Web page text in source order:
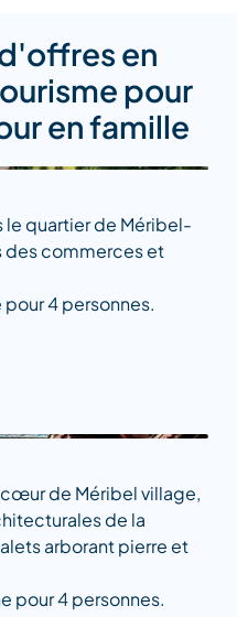
en
pour
en famille
le quartier de Méribel-
des commerces et
4 personnes.
de Méribel village,
de la
arborant pierre et
pour 4 personnes.